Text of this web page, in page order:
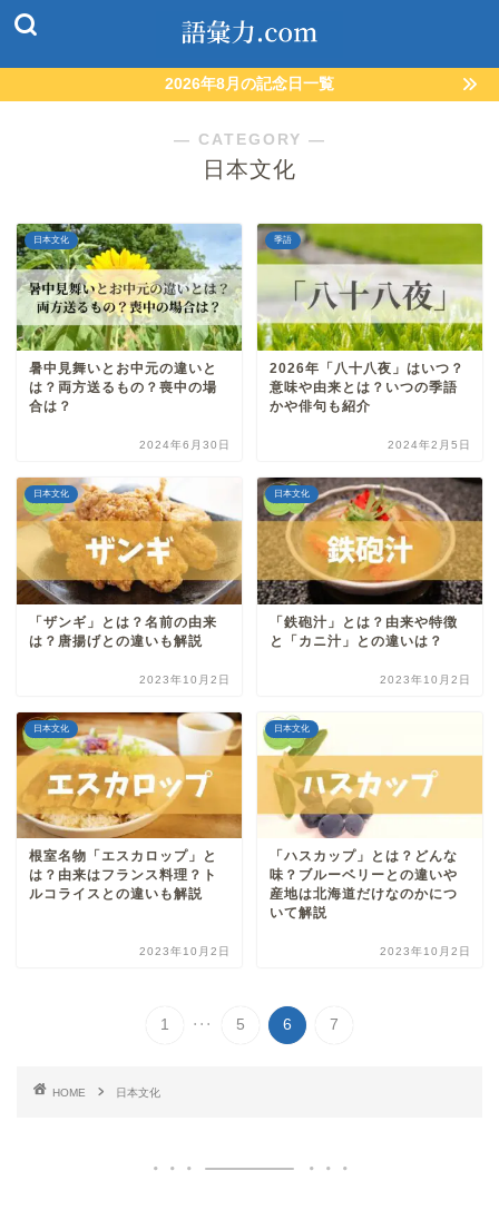
2026年8月の記念日一覧
― CATEGORY ―
日本文化
日本文化
暑中見舞いとお中元の違いと
は？両方送るもの？喪中の場
合は？
2024年6月30日
季語
2026年「八十八夜」はいつ？
意味や由来とは？いつの季語
かや俳句も紹介
2024年2月5日
日本文化
「ザンギ」とは？名前の由来
は？唐揚げとの違いも解説
2023年10月2日
日本文化
「鉄砲汁」とは？由来や特徴
と「カニ汁」との違いは？
2023年10月2日
日本文化
根室名物「エスカロップ」と
は？由来はフランス料理？ト
ルコライスとの違いも解説
2023年10月2日
日本文化
「ハスカップ」とは？どんな
味？ブルーベリーとの違いや
産地は北海道だけなのかにつ
いて解説
2023年10月2日
1 ... 5 6 7
HOME 日本文化